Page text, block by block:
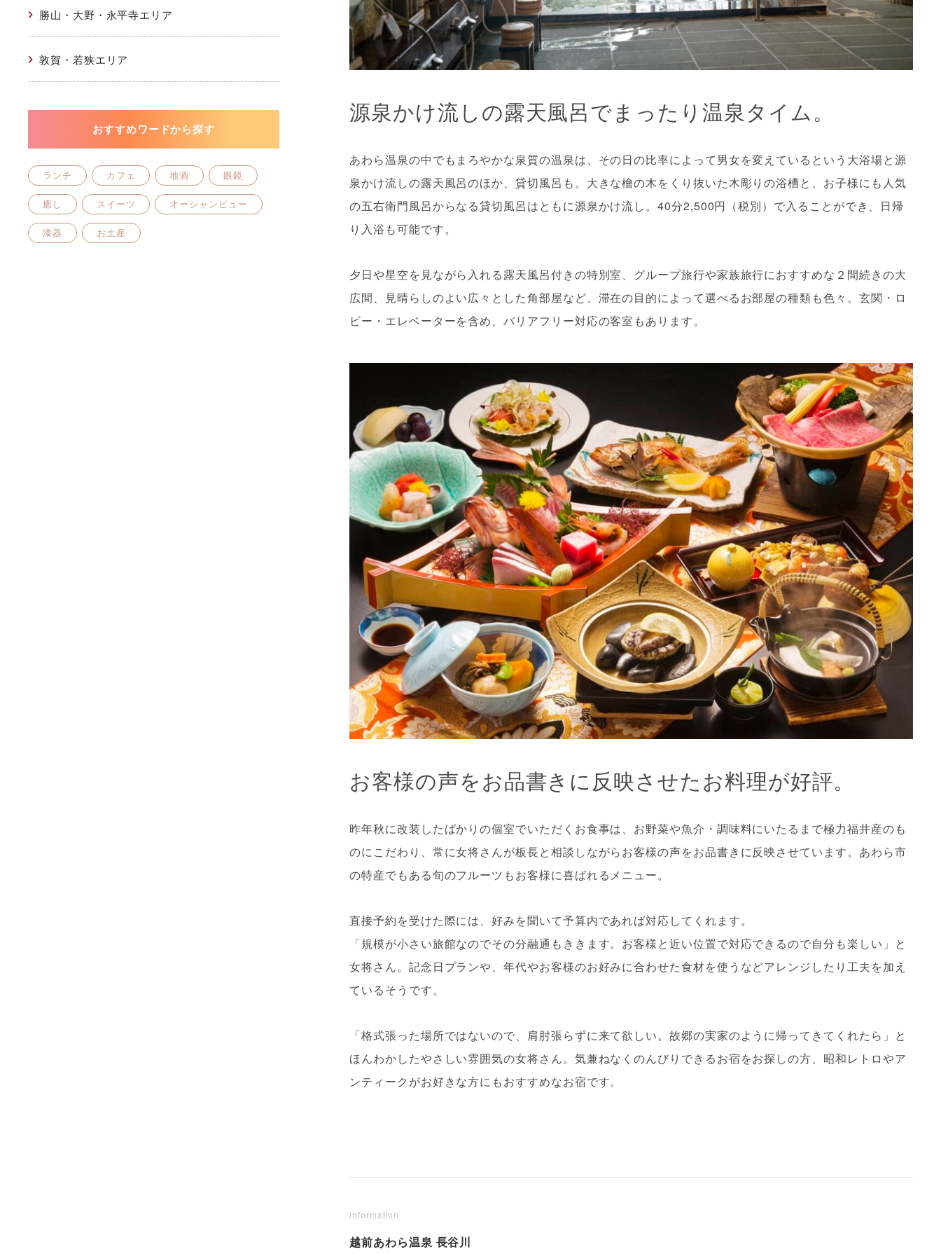
勝山・大野・永平寺エリア
敦賀・若狭エリア
おすすめワードから探す
ランチ カフェ 地酒 眼鏡
癒し スイーツ オーシャンビュー
漆器 お土産
源泉かけ流しの露天風呂でまったり温泉タイム。
あわら温泉の中でもまろやかな泉質の温泉は、その日の比率によって男女を変えているという大浴場と源
泉かけ流しの露天風呂のほか、貸切風呂も。大きな檜の木をくり抜いた木彫りの浴槽と、お子様にも人気
の五右衛門風呂からなる貸切風呂はともに源泉かけ流し。40分2,500円（税別）で入ることができ、日帰
り入浴も可能です。
夕日や星空を見ながら入れる露天風呂付きの特別室、グループ旅行や家族旅行におすすめな２間続きの大
広間、見晴らしのよい広々とした角部屋など、滞在の目的によって選べるお部屋の種類も色々。玄関・ロ
ビー・エレベーターを含め、バリアフリー対応の客室もあります。
お客様の声をお品書きに反映させたお料理が好評。
昨年秋に改装したばかりの個室でいただくお食事は、お野菜や魚介・調味料にいたるまで極力福井産のも
のにこだわり、常に女将さんが板長と相談しながらお客様の声をお品書きに反映させています。あわら市
の特産でもある旬のフルーツもお客様に喜ばれるメニュー。
直接予約を受けた際には、好みを聞いて予算内であれば対応してくれます。
「規模が小さい旅館なのでその分融通もききます。お客様と近い位置で対応できるので自分も楽しい」と
女将さん。記念日プランや、年代やお客様のお好みに合わせた食材を使うなどアレンジしたり工夫を加え
ているそうです。
「格式張った場所ではないので、肩肘張らずに来て欲しい。故郷の実家のように帰ってきてくれたら」と
ほんわかしたやさしい雰囲気の女将さん。気兼ねなくのんびりできるお宿をお探しの方、昭和レトロやア
ンティークがお好きな方にもおすすめなお宿です。
information
越前あわら温泉 長谷川